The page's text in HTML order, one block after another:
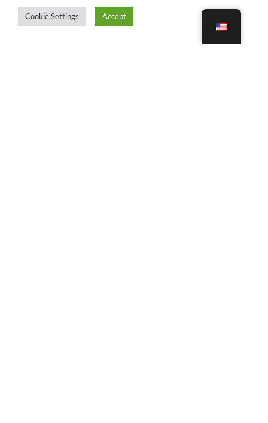
Cookie Settings Accept